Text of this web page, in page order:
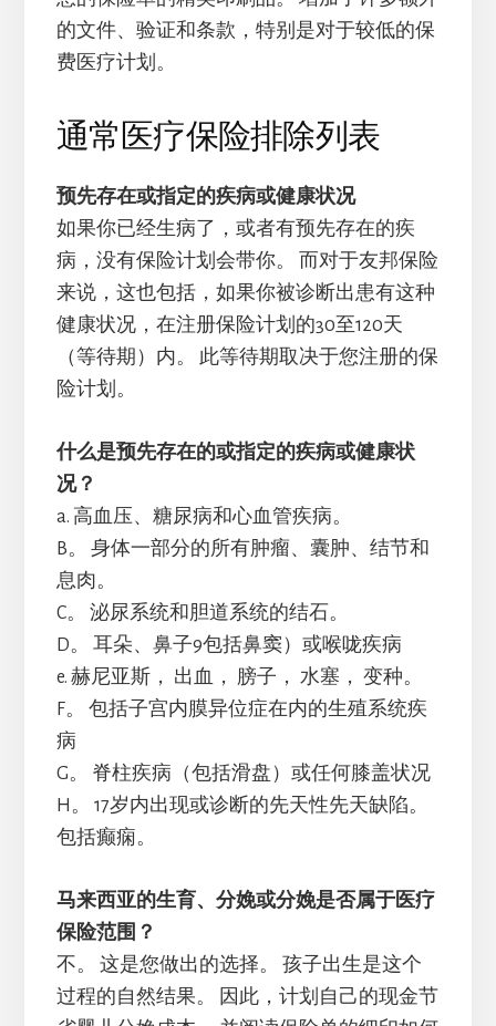
的文件、验证和条款，特别是对于较低的保
费医疗计划。
通常医疗保险排除列表
预先存在或指定的疾病或健康状况
如果你已经生病了，或者有预先存在的疾
病，没有保险计划会带你。 而对于友邦保险
来说，这也包括，如果你被诊断出患有这种
健康状况，在注册保险计划的30至120天
（等待期）内。 此等待期取决于您注册的保
险计划。
什么是预先存在的或指定的疾病或健康状
况？
a. 高血压、糖尿病和心血管疾病。
B。 身体一部分的所有肿瘤、囊肿、结节和
息肉。
C。 泌尿系统和胆道系统的结石。
D。 耳朵、鼻子9包括鼻窦）或喉咙疾病
e. 赫尼亚斯， 出血， 膀子， 水塞， 变种。
F。 包括子宫内膜异位症在内的生殖系统疾
病
G。 脊柱疾病（包括滑盘）或任何膝盖状况
H。 17岁内出现或诊断的先天性先天缺陷。
包括癫痫。
马来西亚的生育、分娩或分娩是否属于医疗
保险范围？
不。 这是您做出的选择。 孩子出生是这个
过程的自然结果。 因此，计划自己的现金节